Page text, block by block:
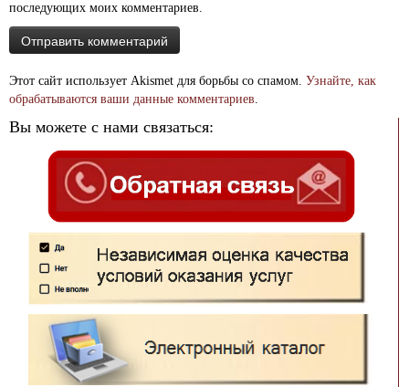
последующих моих комментариев.
Этот сайт использует Akismet для борьбы со спамом. Узнайте, как
обрабатываются ваши данные комментариев.
Вы можете с нами связаться: